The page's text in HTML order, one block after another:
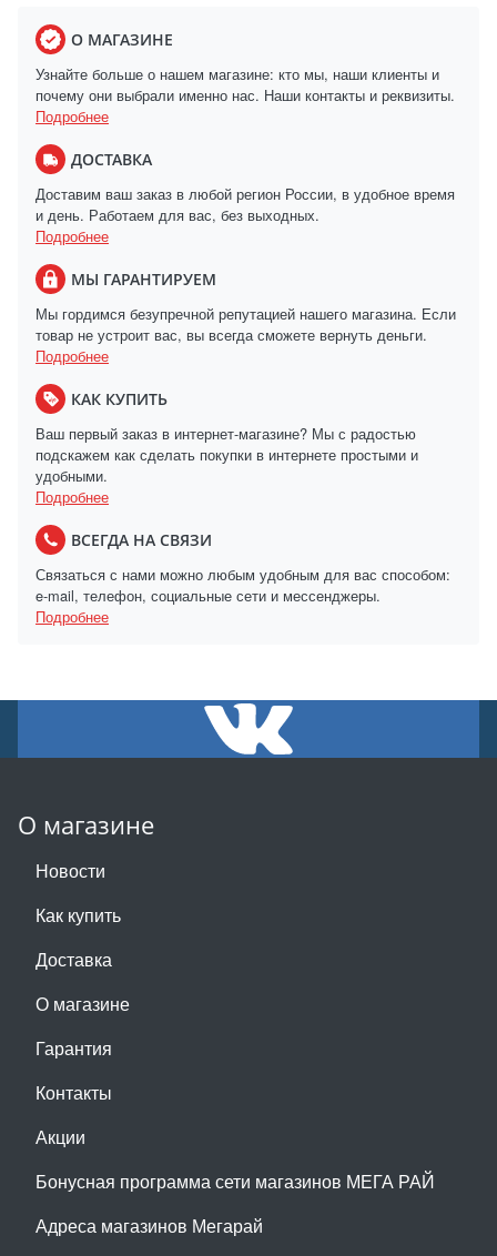
О МАГАЗИНЕ
Узнайте больше о нашем магазине: кто мы, наши клиенты и
почему они выбрали именно нас. Наши контакты и реквизиты.
Подробнее
ДОСТАВКА
Доставим ваш заказ в любой регион России, в удобное время
и день. Работаем для вас, без выходных.
Подробнее
МЫ ГАРАНТИРУЕМ
Мы гордимся безупречной репутацией нашего магазина. Если
товар не устроит вас, вы всегда сможете вернуть деньги.
Подробнее
КАК КУПИТЬ
Ваш первый заказ в интернет-магазине? Мы с радостью
подскажем как сделать покупки в интернете простыми и
удобными.
Подробнее
ВСЕГДА НА СВЯЗИ
Связаться с нами можно любым удобным для вас способом:
e-mail, телефон, социальные сети и мессенджеры.
Подробнее
О магазине
Новости
Как купить
Доставка
О магазине
Гарантия
Контакты
Акции
Бонусная программа сети магазинов МЕГА РАЙ
Адреса магазинов Мегарай